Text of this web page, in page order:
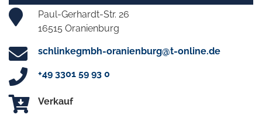
Paul-Gerhardt-Str. 26
16515 Oranienburg
schlinkegmbh-oranienburg@t-online.de
+49 3301 59 93 0
Verkauf